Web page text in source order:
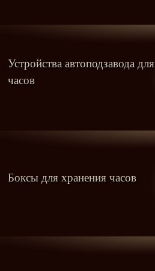
Устройства автоподзавода для
часов
Боксы для хранения часов